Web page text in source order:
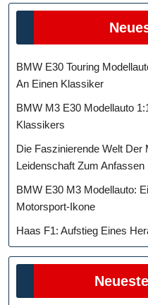
BMW E30 Touring
An Einen Klassiker
BMW M3 E30 Modellauto
Klassikers
Die Faszinierende Welt Der
Leidenschaft Zum Anfassen
BMW E30 M3 Modellauto:
Motorsport-Ikone
Haas F1: Aufstieg Eines